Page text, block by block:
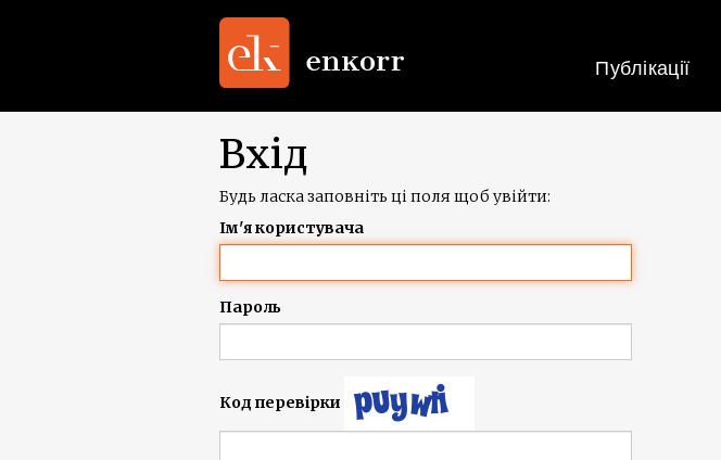
Публікації
Вхід
Будь ласка заповніть ці поля щоб увійти:
Ім'я користувача
Пароль
Код перевірки